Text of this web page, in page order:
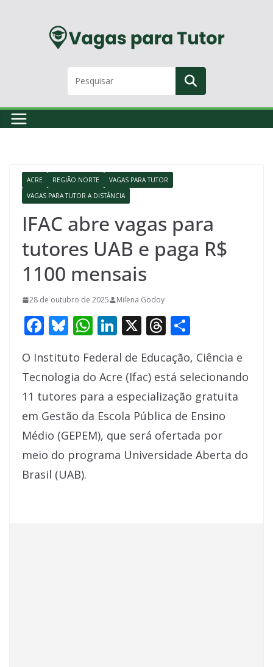
ACRE REGIÃO NORTE
VAGAS PARA TUTOR
VAGAS PARA TUTOR A DISTÂNCIA
IFAC abre vagas para
tutores UAB e paga R$
1100 mensais
28 de outubro de 2025 Milena Godoy
F
e
b
o
o
k
Bl
e
sk
y
W
at
s
A
p
p
Li
k
e
dI
n
X T
re
a
d
s
ar
e
O Instituto Federal de Educação, Ciência e
Tecnologia do Acre (Ifac) está selecionando
11 tutores para a especialização gratuita
em Gestão da Escola Pública de Ensino
Médio (GEPEM), que será ofertada por
meio do programa Universidade Aberta do
Brasil (UAB).